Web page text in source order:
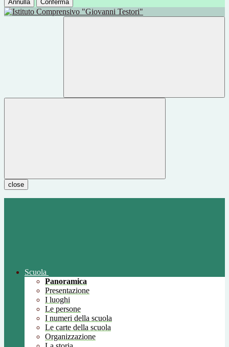
Annulla Conferma
close
Scuola
Panoramica
Presentazione
I luoghi
Le persone
I numeri della scuola
Le carte della scuola
Organizzazione